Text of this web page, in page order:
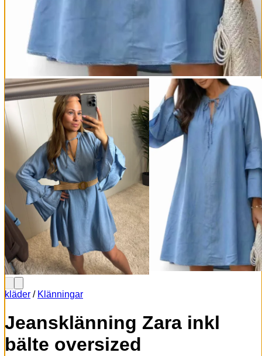
kläder / Klänningar
Jeansklänning Zara inkl
bälte oversized